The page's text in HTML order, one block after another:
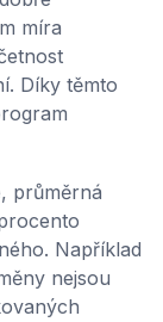
míra
Díky těmto
průměrná
Například
nejsou